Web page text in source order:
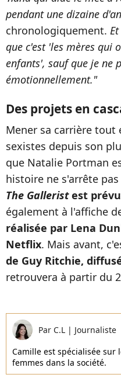
pendant une dizaine
chronologiquement.
que c'est 'les mères qui
enfants', sauf que je ne
émotionnellement."
Des projets en
Mener sa carrière tout
sexistes depuis son
que Natalie Portman
histoire ne s'arrête
The Galleristest
également à l'affiche
réalisée par Lena
Netflix. Mais avant,
de Guy Ritchie,
retrouvera à partir du
Par C.L | Journaliste
Camille est spécialisée
femmes dans la société.